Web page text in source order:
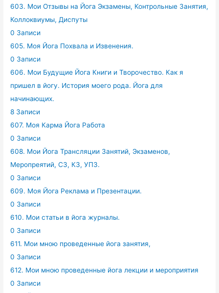
603. Мои Отзывы на Йога Экзамены, Контрольные Занятия,
Коллоквиумы, Диспуты
0 Записи
605. Моя Йога Похвала и Извенения.
0 Записи
606. Мои Будущие Йога Книги и Творочество. Как я
пришел в йогу. История моего рода. Йога для
начинающих.
8 Записи
607. Моя Карма Йога Работа
0 Записи
608. Мои Йога Трансляции Занятий, Экзаменов,
Меропреятий, СЗ, КЗ, УПЗ.
0 Записи
609. Моя Йога Реклама и Презентации.
0 Записи
610. Мои статьи в йога журналы.
0 Записи
611. Мои мною проведенные йога занятия,
0 Записи
612. Мои мною проведенные йога лекции и мероприятия
0 Записи